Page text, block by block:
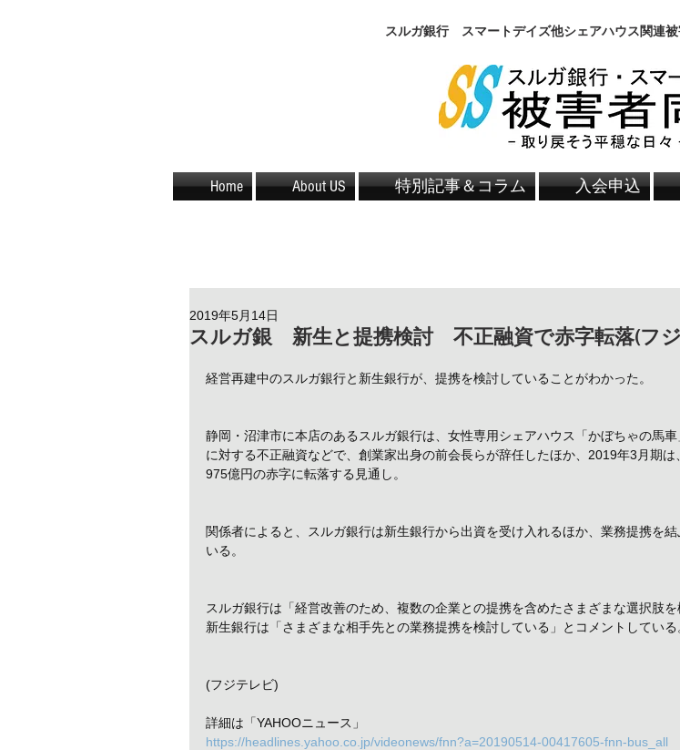
スルガ銀行 スマートデイズ他シェアハウス関連
Home About US 特別記事＆コラム 入会申込
スルガ銀 新生と提携検討 不正融資で赤字転落(フ
2019年5月14日
経営再建中のスルガ銀行と新生銀行が、提携を検討していることがわかった。
静岡・沼津市に本店のあるスルガ銀行は、女性専用シェアハウス「かぼちゃの馬
に対する不正融資などで、創業家出身の前会長らが辞任したほか、2019年3月期は
975億円の赤字に転落する見通し。
関係者によると、スルガ銀行は新生銀行から出資を受け入れるほか、業務提携を
いる。
スルガ銀行は「経営改善のため、複数の企業との提携を含めたさまざまな選択肢を
新生銀行は「さまざまな相手先との業務提携を検討している」とコメントしている
(フジテレビ)
詳細は「YAHOOニュース」
https://headlines.yahoo.co.jp/videonews/fnn?a=20190514-00417605-fnn-bus_all